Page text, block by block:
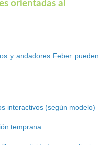
orientadas al
y andadores Feber pueden
interactivos (según modelo)
temprana